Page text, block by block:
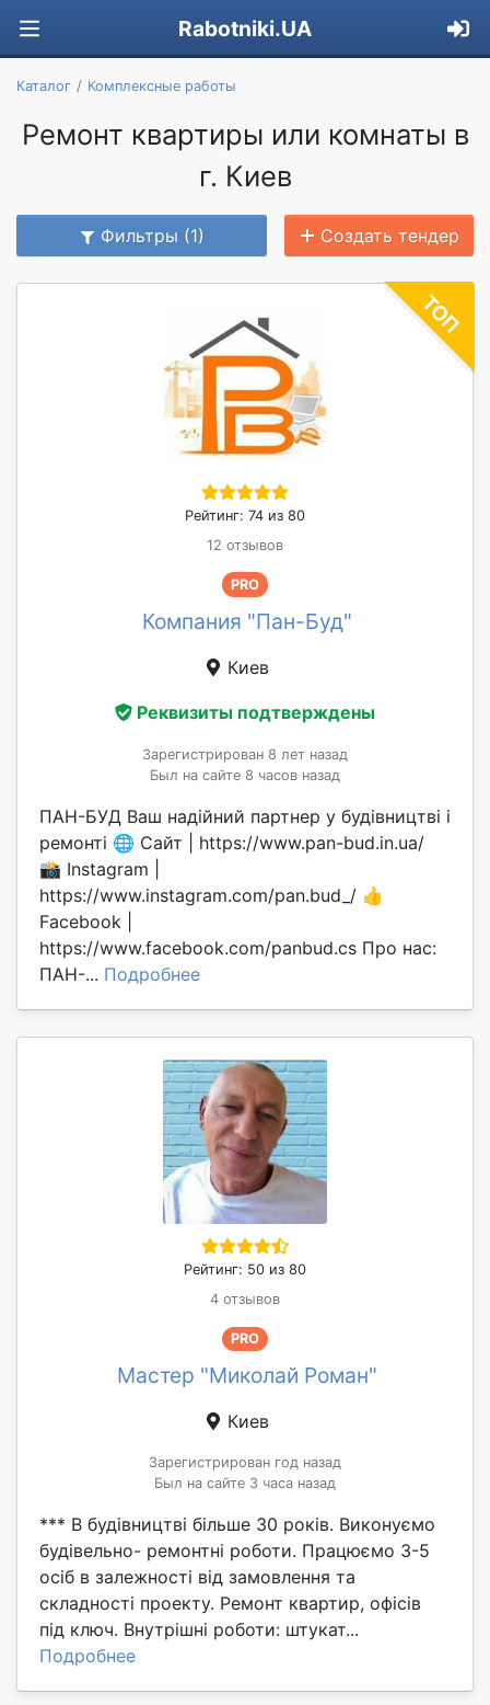
Rabotniki.UA
Каталог Комплексные работы
Ремонт квартиры или комнаты в
г. Киев
Фильтры (1) Создать тендер
Рейтинг: 74 из 80
12 отзывов
PRO
Компания "Пан-Буд"
Киев
Реквизиты подтверждены
Зарегистрирован 8 лет назад
Был на сайте 8 часов назад
ПАН-БУД Ваш надійний партнер у будівництві і
ремонті 🌐 Сайт | https://www.pan-bud.in.ua/
📸 Instagram |
https://www.instagram.com/pan.bud_/ 👍
Facebook |
https://www.facebook.com/panbud.cs Про нас:
ПАН-... Подробнее
Рейтинг: 50 из 80
4 отзывов
PRO
Мастер "Миколай Роман"
Киев
Зарегистрирован год назад
Был на сайте 3 часа назад
*** В будівництві більше 30 років. Виконуємо
будівельно- ремонтні роботи. Працюємо 3-5
осіб в залежності від замовлення та
складності проекту. Ремонт квартир, офісів
під ключ. Внутрішні роботи: штукат...
Подробнее